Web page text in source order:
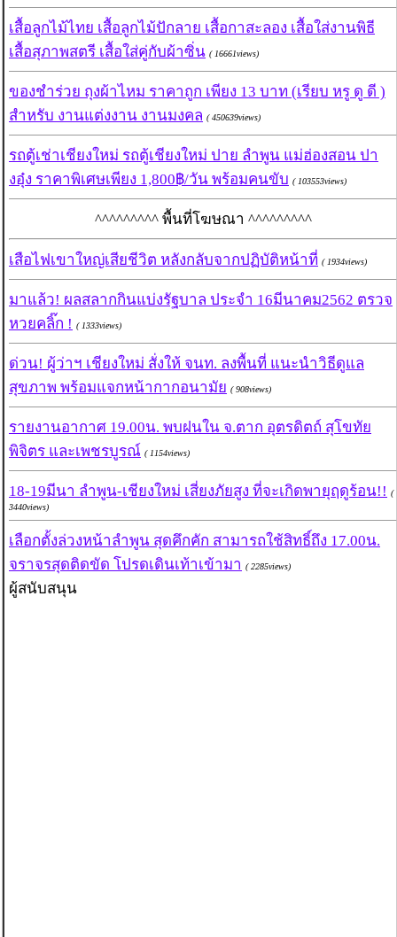
เสื้อลูกไม้ไทย เสื้อลูกไม้ปักลาย เสื้อกาสะลอง เสื้อใส่งานพิธี
เสื้อสุภาพสตรี เสื้อใส่คู่กับผ้าซิ่น ( 16661views)
ของชำร่วย ถุงผ้าไหม ราคาถูก เพียง 13 บาท (เรียบ หรู ดู ดี )
สำหรับ งานแต่งงาน งานมงคล ( 450639views)
รถตู้เช่าเชียงใหม่ รถตู้เชียงใหม่ ปาย ลำพูน แม่ฮ่องสอน ปา
งอุ๋ง ราคาพิเศษเพียง 1,800฿/วัน พร้อมคนขับ ( 103553views)
^^^^^^^^^ พื้นที่โฆษณา ^^^^^^^^^
เสือไฟเขาใหญ่เสียชีวิต หลังกลับจากปฏิบัติหน้าที่ ( 1934views)
มาแล้ว! ผลสลากกินแบ่งรัฐบาล ประจำ 16มีนาคม2562 ตรวจ
หวยคลิ๊ก ! ( 1333views)
ด่วน! ผู้ว่าฯ เชียงใหม่ สั่งให้ จนท. ลงพื้นที่ แนะนำวิธีดูแล
สุขภาพ พร้อมแจกหน้ากากอนามัย ( 908views)
รายงานอากาศ 19.00น. พบฝนใน จ.ตาก อุตรดิตถ์ สุโขทัย
พิจิตร และเพชรบูรณ์ ( 1154views)
18-19มีนา ลำพูน-เชียงใหม่ เสี่ยงภัยสูง ที่จะเกิดพายุฤดูร้อน!! (
3440views)
เลือกตั้งล่วงหน้าลำพูน สุดคึกคัก สามารถใช้สิทธิ์ถึง 17.00น.
จราจรสุดติดขัด โปรดเดินเท้าเข้ามา ( 2285views)
ผู้สนับสนุน